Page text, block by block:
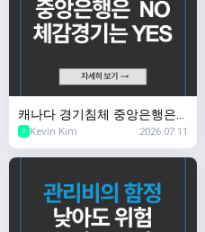
캐나다 경기침체 중앙은행은
NO, 체감 경기는 YES
2 Kevin Kim 2026.07.11